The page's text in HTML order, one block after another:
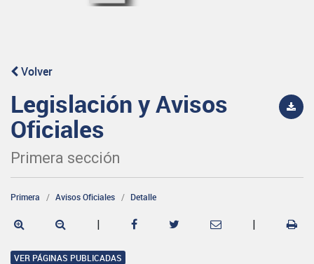
Volver
Legislación y Avisos
Oficiales
Primera sección
Primera Avisos Oficiales Detalle
| |
VER PÁGINAS PUBLICADAS